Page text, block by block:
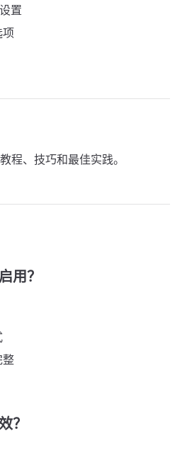
置
项
程、技巧和最佳实践。
用？
整
？